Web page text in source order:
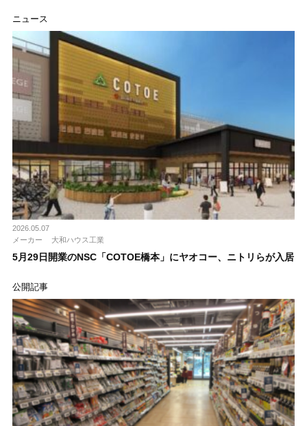
ニュース
2026.05.07
メーカー
大和ハウス工業
5月29日開業のNSC「COTOE橋本」にヤオコー、ニトリらが入居
公開記事